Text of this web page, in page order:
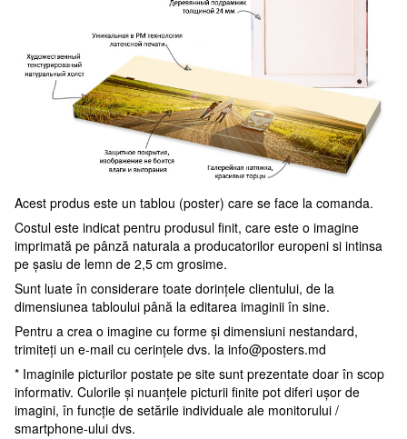
Acest produs este un tablou (poster) care se face la comanda.
Costul este indicat pentru produsul finit, care este o imagine
imprimată pe pânză naturala a producatorilor europeni si intinsa
pe șasiu de lemn de 2,5 cm grosime.
Sunt luate în considerare toate dorințele clientului, de la
dimensiunea tabloului până la editarea imaginii în sine.
Pentru a crea o imagine cu forme și dimensiuni nestandard,
trimiteți un e-mail cu cerințele dvs. la info@posters.md
* Imaginile picturilor postate pe site sunt prezentate doar în scop
informativ. Culorile și nuanțele picturii finite pot diferi ușor de
imagini, în funcție de setările individuale ale monitorului /
smartphone-ului dvs.